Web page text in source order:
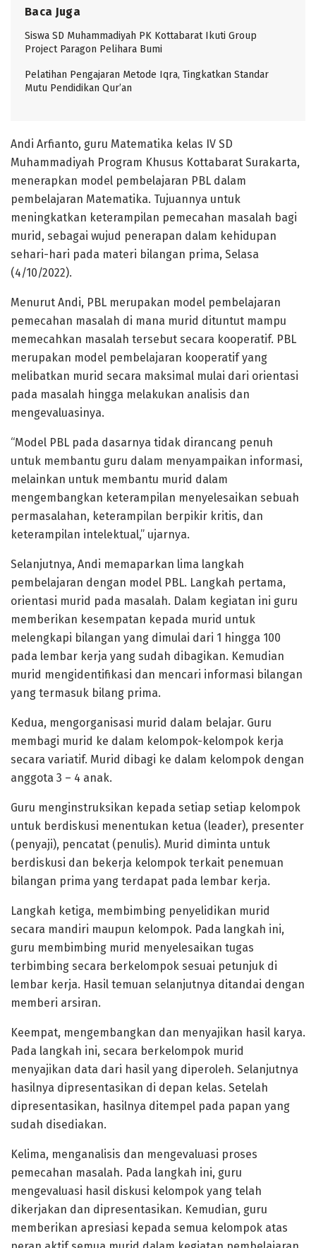
Baca Juga
Siswa SD Muhammadiyah PK Kottabarat Ikuti Group
Project Paragon Pelihara Bumi
Pelatihan Pengajaran Metode Iqra, Tingkatkan Standar
Mutu Pendidikan Qur’an
Andi Arfianto, guru Matematika kelas IV SD
Muhammadiyah Program Khusus Kottabarat Surakarta,
menerapkan model pembelajaran PBL dalam
pembelajaran Matematika. Tujuannya untuk
meningkatkan keterampilan pemecahan masalah bagi
murid, sebagai wujud penerapan dalam kehidupan
sehari-hari pada materi bilangan prima, Selasa
(4/10/2022).
Menurut Andi, PBL merupakan model pembelajaran
pemecahan masalah di mana murid dituntut mampu
memecahkan masalah tersebut secara kooperatif. PBL
merupakan model pembelajaran kooperatif yang
melibatkan murid secara maksimal mulai dari orientasi
pada masalah hingga melakukan analisis dan
mengevaluasinya.
“Model PBL pada dasarnya tidak dirancang penuh
untuk membantu guru dalam menyampaikan informasi,
melainkan untuk membantu murid dalam
mengembangkan keterampilan menyelesaikan sebuah
permasalahan, keterampilan berpikir kritis, dan
keterampilan intelektual,” ujarnya.
Selanjutnya, Andi memaparkan lima langkah
pembelajaran dengan model PBL. Langkah pertama,
orientasi murid pada masalah. Dalam kegiatan ini guru
memberikan kesempatan kepada murid untuk
melengkapi bilangan yang dimulai dari 1 hingga 100
pada lembar kerja yang sudah dibagikan. Kemudian
murid mengidentifikasi dan mencari informasi bilangan
yang termasuk bilang prima.
Kedua, mengorganisasi murid dalam belajar. Guru
membagi murid ke dalam kelompok-kelompok kerja
secara variatif. Murid dibagi ke dalam kelompok dengan
anggota 3 – 4 anak.
Guru menginstruksikan kepada setiap setiap kelompok
untuk berdiskusi menentukan ketua (leader), presenter
(penyaji), pencatat (penulis). Murid diminta untuk
berdiskusi dan bekerja kelompok terkait penemuan
bilangan prima yang terdapat pada lembar kerja.
Langkah ketiga, membimbing penyelidikan murid
secara mandiri maupun kelompok. Pada langkah ini,
guru membimbing murid menyelesaikan tugas
terbimbing secara berkelompok sesuai petunjuk di
lembar kerja. Hasil temuan selanjutnya ditandai dengan
memberi arsiran.
Keempat, mengembangkan dan menyajikan hasil karya.
Pada langkah ini, secara berkelompok murid
menyajikan data dari hasil yang diperoleh. Selanjutnya
hasilnya dipresentasikan di depan kelas. Setelah
dipresentasikan, hasilnya ditempel pada papan yang
sudah disediakan.
Kelima, menganalisis dan mengevaluasi proses
pemecahan masalah. Pada langkah ini, guru
mengevaluasi hasil diskusi kelompok yang telah
dikerjakan dan dipresentasikan. Kemudian, guru
memberikan apresiasi kepada semua kelompok atas